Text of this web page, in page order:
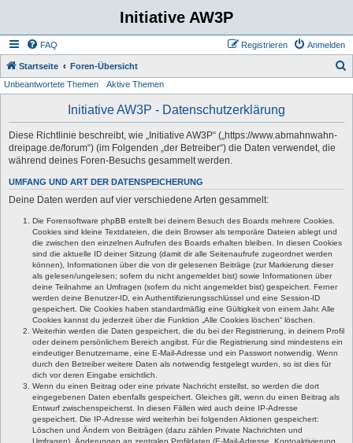
Initiative AW3P
FAQ Anmelden
Registrieren
Startseite Foren-Übersicht
Unbeantwortete Themen Aktive Themen
Initiative AW3P - Datenschutzerklärung
Diese Richtlinie beschreibt, wie „Initiative AW3P“ („https://www.abmahnwahn-
dreipage.de/forum“) (im Folgenden „der Betreiber“) die Daten verwendet, die
während deines Foren-Besuchs gesammelt werden.
UMFANG UND ART DER DATENSPEICHERUNG
Deine Daten werden auf vier verschiedene Arten gesammelt:
Die Forensoftware phpBB erstellt bei deinem Besuch des Boards mehrere Cookies.
Cookies sind kleine Textdateien, die dein Browser als temporäre Dateien ablegt und
die zwischen den einzelnen Aufrufen des Boards erhalten bleiben. In diesen Cookies
sind die aktuelle ID deiner Sitzung (damit dir alle Seitenaufrufe zugeordnet werden
können), Informationen über die von dir gelesenen Beiträge (zur Markierung dieser
als gelesen/ungelesen; sofern du nicht angemeldet bist) sowie Informationen über
deine Teilnahme an Umfragen (sofern du nicht angemeldet bist) gespeichert. Ferner
werden deine Benutzer-ID, ein Authentifizierungsschlüssel und eine Session-ID
gespeichert. Die Cookies haben standardmäßig eine Gültigkeit von einem Jahr. Alle
Cookies kannst du jederzeit über die Funktion „Alle Cookies löschen“ löschen.
Weiterhin werden die Daten gespeichert, die du bei der Registrierung, in deinem Profil
oder deinem persönlichem Bereich angibst. Für die Registrierung sind mindestens ein
eindeutiger Benutzername, eine E-Mail-Adresse und ein Passwort notwendig. Wenn
durch den Betreiber weitere Daten als notwendig festgelegt wurden, so ist dies für
dich vor deren Eingabe ersichtlich.
Wenn du einen Beitrag oder eine private Nachricht erstellst, so werden die dort
eingegebenen Daten ebenfalls gespeichert. Gleiches gilt, wenn du einen Beitrag als
Entwurf zwischenspeicherst. In diesen Fällen wird auch deine IP-Adresse
gespeichert. Die IP-Adresse wird weiterhin bei folgenden Aktionen gespeichert:
Löschen und Ändern von Beiträgen (dazu zählen Private Nachrichten und
Umfragen), Änderungen an zentralen Profildaten (E-Mail-Adresse, Kontoaktivierung,